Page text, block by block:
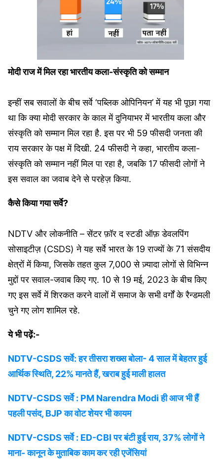
मोदी राज में मिल रहा भारतीय कला-संस्कृति को सम्मान
इन्हीं सब सवालों के बीच सर्वे ‘पब्लिक ओपिनियन’ में यह भी पूछा गया
था कि क्या मोदी सरकार के काल में दुनियाभर में भारतीय कला और
संस्कृति को सम्मान मिल रहा है. इस पर भी 59 फीसदी जनता की
राय सरकार के पक्ष में दिखी. 24 फीसदी ने कहा, भारतीय कला-
संस्कृति को सम्मान नहीं मिल पा रहा है, जबकि 17 फीसदी लोगों ने
इस सवाल का जवाब देने से परहेज़ किया.
कैसे किया गया सर्वे?
NDTV और लोकनीति – सेंटर फ़ॉर द स्टडी ऑफ़ डेवलपिंग
सोसाइटीज़ (CSDS) ने यह सर्वे भारत के 19 राज्यों के 71 संसदीय
क्षेत्रों में किया, जिसके तहत कुल 7,000 से ज़्यादा लोगों से विभिन्न
मुद्दों पर सवाल-जवाब किए गए. 10 से 19 मई, 2023 के बीच किए
गए इस सर्वे में शिरकत करने वालों में समाज के सभी वर्गों के रैन्डमली
चुने गए लोग शामिल रहे.
ये भी पढ़ें:-
NDTV-CSDS सर्वे: हर तीसरा शख्स बोला- 4 साल में बेहतर हुई
आर्थिक स्थिति, 22% मानते हैं, खराब हुई माली हालत
NDTV-CSDS सर्वे : PM Narendra Modi ही आज भी हैं
पहली पसंद, BJP का वोट शेयर भी कायम
NDTV-CSDS सर्वे : ED-CBI पर बंटी हुई राय, 37% लोगों ने
माना- कानून के मुताबिक काम कर रही एजेंसियां